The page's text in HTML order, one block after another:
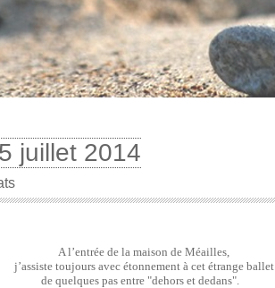
juillet 2014
A l’entrée de la maison de Méailles,
j’assiste toujours avec étonnement à cet étrange ballet
de quelques pas entre "dehors et dedans".